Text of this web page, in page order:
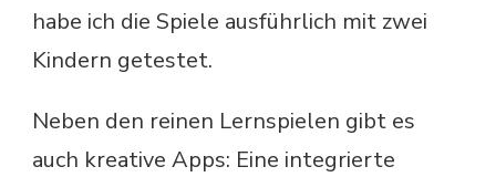
habe ich die Spiele ausführlich mit zwei
Kindern getestet.
Neben den reinen Lernspielen gibt es
auch kreative Apps: Eine integrierte